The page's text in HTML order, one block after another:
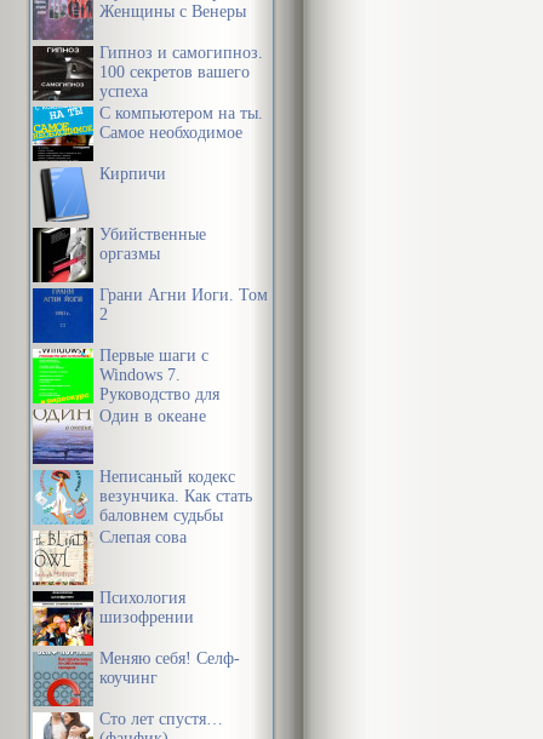
Женщины с Венеры
Гипноз и самогипноз.
100 секретов вашего
успеха
С компьютером на ты.
Самое необходимое
Кирпичи
Убийственные
оргазмы
Грани Агни Йоги. Том
2
Первые шаги с
Windows 7.
Руководство для
начинающих
Один в океане
Неписаный кодекс
везунчика. Как стать
баловнем судьбы
Слепая сова
Психология
шизофрении
Меняю себя! Селф-
коучинг
Сто лет спустя…